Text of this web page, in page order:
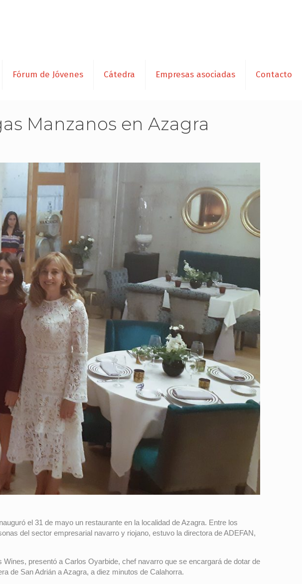
Fórum de Jóvenes Cátedra Empresas asociadas Contacto
Manzanos en Azagra
el 31 de mayo un restaurante en la localidad de Azagra. Entre los
del sector empresarial navarro y riojano, estuvo la directora de ADEFAN,
presentó a Carlos Oyarbide, chef navarro que se encargará de dotar de
de San Adrián a Azagra, a diez minutos de Calahorra.